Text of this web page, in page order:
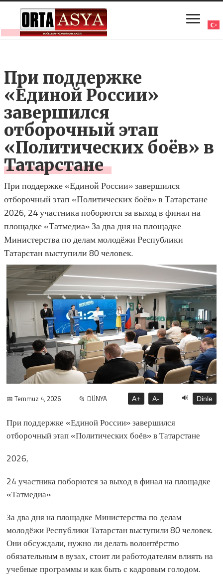
При поддержке
«Единой России»
завершился
отборочный этап
«Политических боёв» в
Татарстане
При поддержке «Единой России» завершился
отборочный этап «Политических боёв» в Татарстане
2026, 24 участника поборются за выход в финал на
площадке «Татмедиа» За два дня на площадке
Министерства по делам молодёжи Республики
Татарстан выступили 80 человек.
📅 Temmuz 4, 2026 📂 DÜNYA A+ A- 🔊 Dinle
При поддержке «Единой России» завершился
отборочный этап «Политических боёв» в Татарстане
2026,
24 участника поборются за выход в финал на площадке
«Татмедиа»
За два дня на площадке Министерства по делам
молодёжи Республики Татарстан выступили 80 человек.
Они обсуждали, нужно ли делать волонтёрство
обязательным в вузах, стоит ли работодателям влиять на
учебные программы и как быть с кадровым голодом.